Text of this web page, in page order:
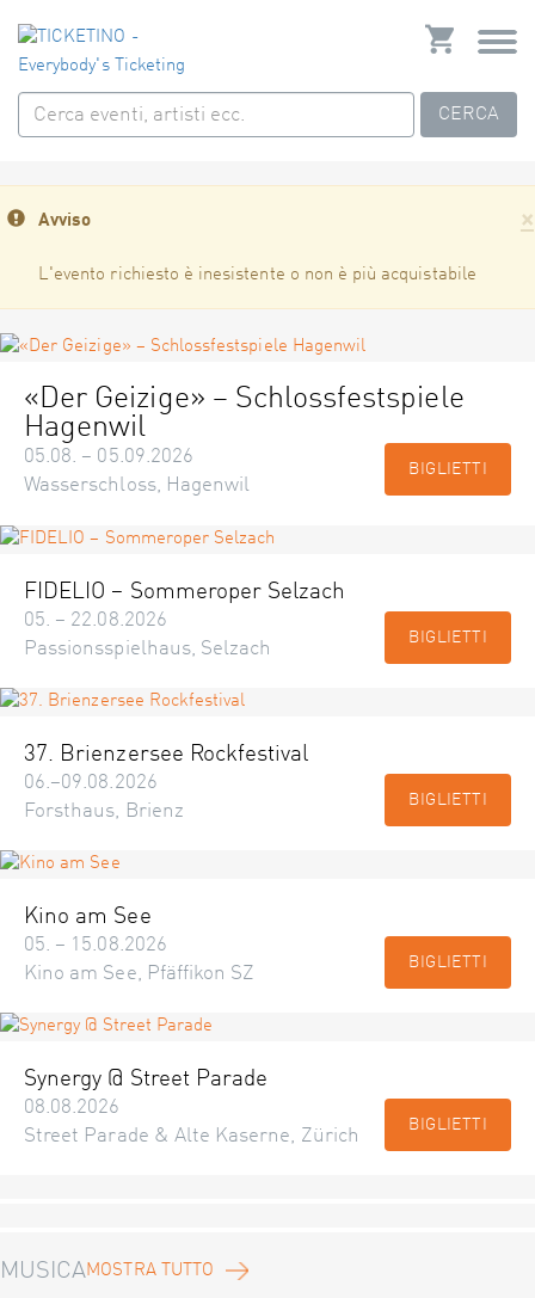
CERCA
×
Avviso
L'evento richiesto è inesistente o non è più acquistabile
«Der Geizige» – Schlossfestspiele
Hagenwil
05.08. – 05.09.2026
Wasserschloss, Hagenwil
BIGLIETTI
FIDELIO – Sommeroper Selzach
05. – 22.08.2026
Passionsspielhaus, Selzach
BIGLIETTI
37. Brienzersee Rockfestival
06.–09.08.2026
Forsthaus, Brienz
BIGLIETTI
Kino am See
05. – 15.08.2026
Kino am See, Pfäffikon SZ
BIGLIETTI
Synergy @ Street Parade
08.08.2026
Street Parade & Alte Kaserne, Zürich
BIGLIETTI
MUSICAMOSTRA TUTTO